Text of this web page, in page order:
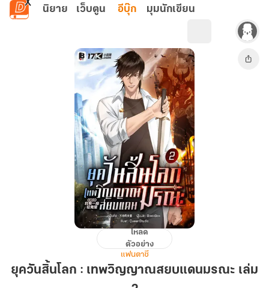
ข้ามไปยังเนื้อหาหลัก
นิยาย เว็บตูน อีบุ๊ก มุมนักเขียน
สิ้น
โหลด
ตัวอย่าง
แฟนตาซี
ยุควันสิ้นโลก : เทพวิญญาณสยบแดนมรณะ เล่ม